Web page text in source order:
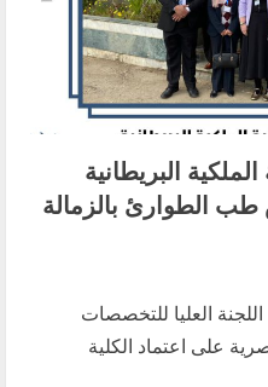
البريطانية
طب الطوارئ بالزمالة
العليا للتخصصات
على اعتماد الكلية